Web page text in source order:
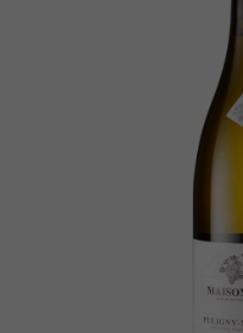
Bodega Garzon
Ver Sacrum